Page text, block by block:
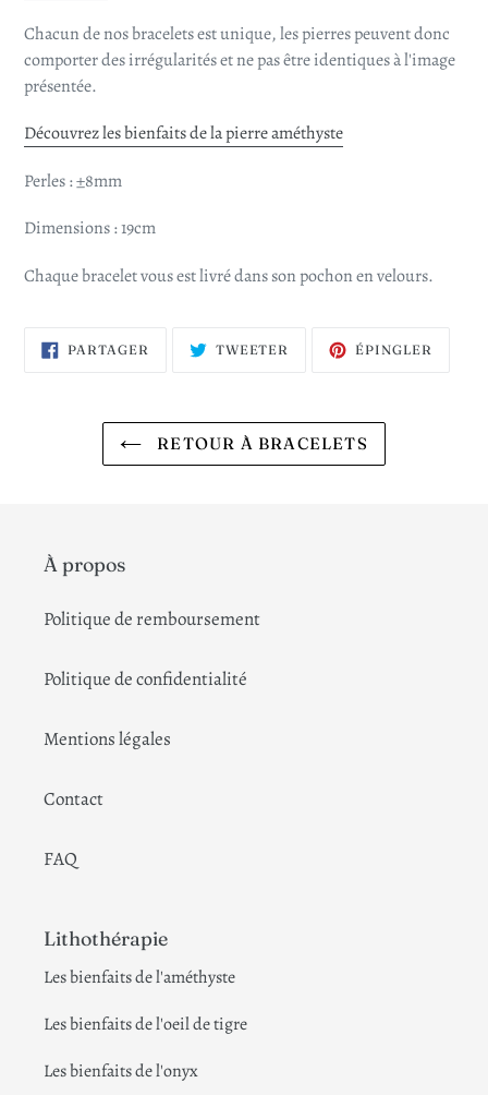
Chacun de nos bracelets est unique, les pierres peuvent donc
comporter des irrégularités et ne pas être identiques à l'image
présentée.
Découvrez les bienfaits de la pierre améthyste
Perles : ±8mm
Dimensions : 19cm
Chaque bracelet vous est livré dans son pochon en velours.
PARTAGER PARTAGER
SUR
TWEETER TWEETERÉPINGLER
RETOUR À BRACELETS
À propos
Politique de remboursement
Politique de confidentialité
Mentions légales
Contact
FAQ
Lithothérapie
Les bienfaits de l'améthyste
Les bienfaits de l'oeil de tigre
Les bienfaits de l'onyx